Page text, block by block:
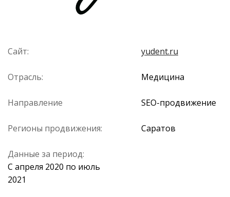
Сайт: yudent.ru
Отрасль: Медицина
Направление SEO-продвижение
Регионы продвижения: Саратов
Данные за период:
C апреля 2020 по июль
2021